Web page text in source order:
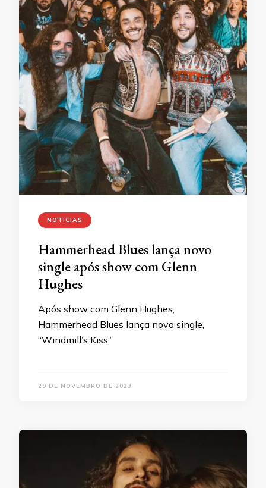
NOTÍCIAS
Hammerhead Blues lança novo
single após show com Glenn
Hughes
Após show com Glenn Hughes,
Hammerhead Blues lança novo single,
“Windmill’s Kiss”
29 DE NOVEMBRO DE 2023